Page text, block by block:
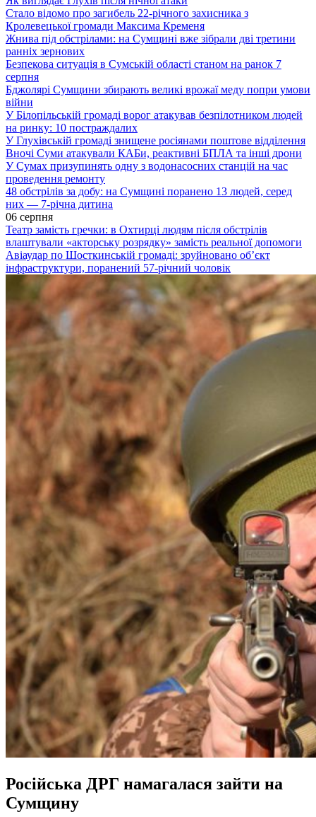
Стало відомо про загибель 22-річного захисника з
Кролевецької громади Максима Кременя
Жнива під обстрілами: на Сумщині вже зібрали дві третини
ранніх зернових
Безпекова ситуація в Сумській області станом на ранок 7
серпня
Бджолярі Сумщини збирають великі врожаї меду попри умови
війни
У Білопільській громаді ворог атакував безпілотником людей
на ринку: 10 постраждалих
У Глухівській громаді знищене росіянами поштове відділення
Вночі Суми атакували КАБи, реактивні БПЛА та інші дрони
У Сумах призупинять одну з водонасосних станцій на час
проведення ремонту
48 обстрілів за добу: на Сумщині поранено 13 людей, серед
них — 7-річна дитина
06 серпня
Театр замість гречки: в Охтирці людям після обстрілів
влаштували «акторську розрядку» замість реальної допомоги
Авіаудар по Шосткинській громаді: зруйновано об’єкт
інфраструктури, поранений 57-річний чоловік
Російська ДРГ намагалася зайти на
Сумщину